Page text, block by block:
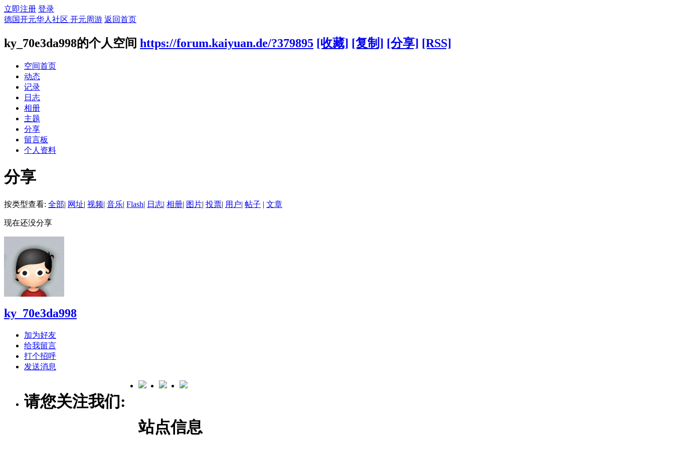
立即注册 登录
德国开元华人社区 开元周游 返回首页
ky_70e3da998的个人空间 https://forum.kaiyuan.de/?379895 [收藏] [复制] [分享] [RSS]
空间首页
动态
记录
日志
相册
主题
分享
留言板
个人资料
分享
按类型查看: 全部| 网址| 视频| 音乐| Flash| 日志| 相册| 图片| 投票| 用户| 帖子 | 文章
现在还没分享
ky_70e3da998
加为好友
给我留言
打个招呼
发送消息
请您关注我们:
站点信息